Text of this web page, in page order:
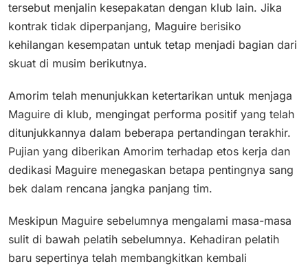
tersebut menjalin kesepakatan dengan klub lain​. Jika
kontrak tidak diperpanjang, Maguire berisiko
kehilangan kesempatan untuk tetap menjadi bagian dari
skuat di musim berikutnya.
Amorim telah menunjukkan ketertarikan untuk menjaga
Maguire di klub, mengingat performa positif yang telah
ditunjukkannya dalam beberapa pertandingan terakhir.
Pujian yang diberikan Amorim terhadap etos kerja dan
dedikasi Maguire menegaskan betapa pentingnya sang
bek dalam rencana jangka panjang tim.
Meskipun Maguire sebelumnya mengalami masa-masa
sulit di bawah pelatih sebelumnya. Kehadiran pelatih
baru sepertinya telah membangkitkan kembali